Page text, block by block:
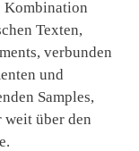
Kombination
Texten,
verbunden
und
Samples,
weit über den